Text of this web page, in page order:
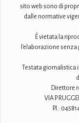
sito web sono di
dalle normative
È vietata la
l'elaborazione
Testata
Direttore
VIA P.
P.I.: